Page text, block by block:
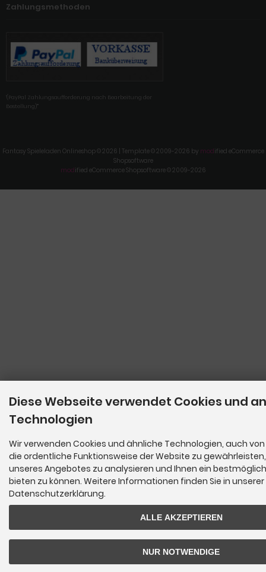
Zahlungsmethoden
'(PayPal Zahlungsaufforderung nach Bearbeitung der
Bestellung)'"
Fantasy Spieleladen Onlineshop © 2026 | Template © 2009-2026 by modified eCommerce
Shopsoftware
modified eCommerce Shopsoftware © 2009-2026
Diese Webseite verwendet Cookies und
Technologien
Wir verwenden Cookies und ähnliche Technologien, auch
die ordentliche Funktionsweise der Website zu
unseres Angebotes zu analysieren und Ihnen ein
bieten zu können. Weitere Informationen finden Sie in unserer
Datenschutzerklärung.
ALLE AKZEPTIEREN
NUR NOTWENDIGE